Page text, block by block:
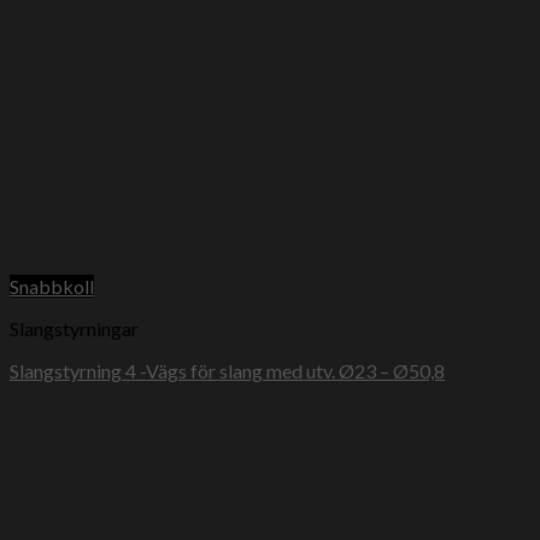
Snabbkoll
Slangstyrningar
Slangstyrning 4 -Vägs för slang med utv. Ø23 – Ø50,8